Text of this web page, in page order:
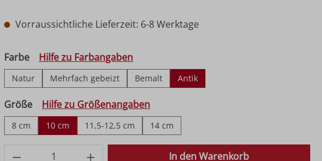
Vorraussichtliche Lieferzeit: 6-8 Werktage
Farbeauswählen
Hilfe zu Farbangaben
Natur Mehrfach gebeizt Bemalt Antik
Größeauswählen
Hilfe zu Größenangaben
8 cm 10 cm 11,5-12,5 cm 14 cm
Produkt Anzahl: Gib den gewünschten Wert
In den Warenkorb